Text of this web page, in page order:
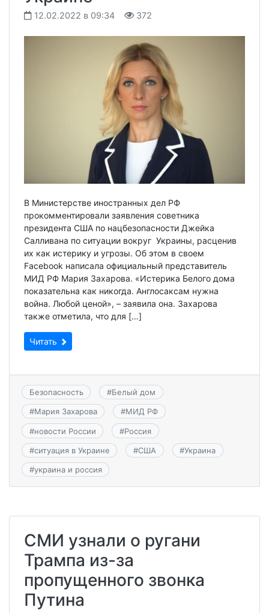
12.02.2022 в 09:34 372
В Министерстве иностранных дел РФ
прокомментировали заявления советника
президента США по нацбезопасности Джейка
Салливана по ситуации вокруг Украины, расценив
их как истерику и угрозы. Об этом в своем
Facebook написала официальный представитель
МИД РФ Мария Захарова. «Истерика Белого дома
показательна как никогда. Англосаксам нужна
война. Любой ценой», – заявила она. Захарова
также отметила, что для […]
Читать
Безопасность #Белый дом
#Мария Захарова #МИД РФ
#новости России #Россия
#ситуация в Украине #США #Украина
#украина и россия
СМИ узнали о ругани
Трампа из-за
пропущенного звонка
Путина